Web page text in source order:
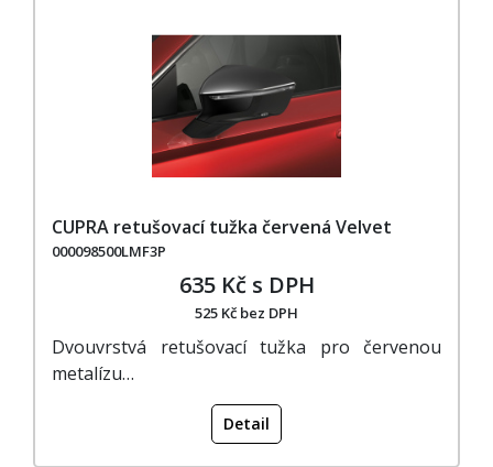
CUPRA retušovací tužka červená Velvet
000098500LMF3P
635 Kč s DPH
525 Kč bez DPH
Dvouvrstvá retušovací tužka pro červenou
metalízu…
Detail